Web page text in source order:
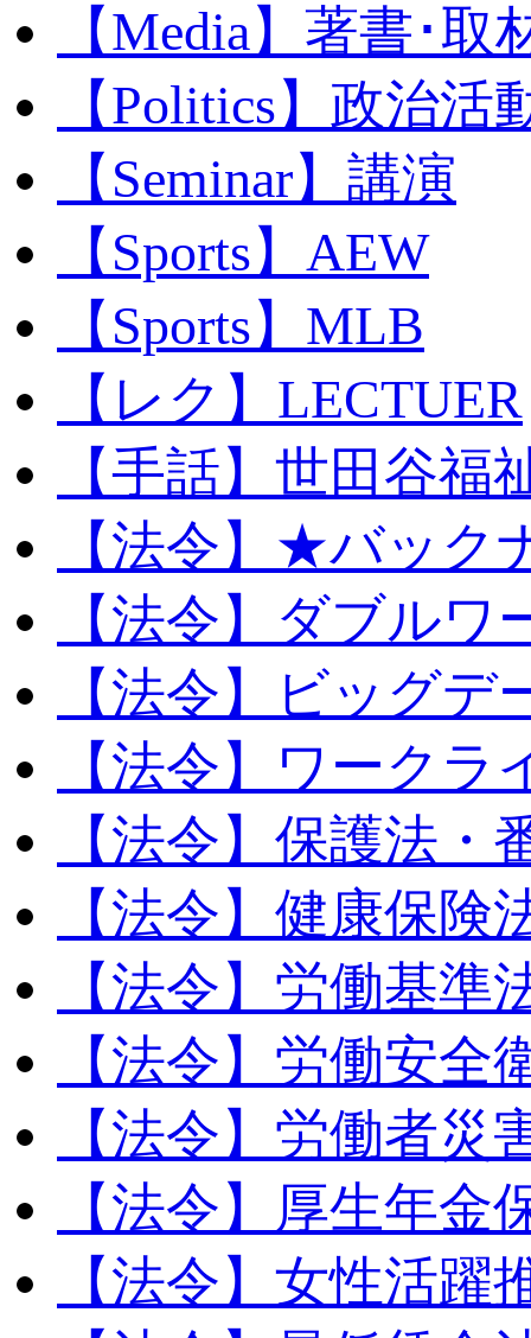
【Media】著書･取
【Politics】政治活
【Seminar】講演
【Sports】AEW
【Sports】MLB
【レク】LECTUER
【手話】世田谷福
【法令】★バック
【法令】ダブルワ
【法令】ビッグデ
【法令】ワークラ
【法令】保護法・
【法令】健康保険
【法令】労働基準
【法令】労働安全
【法令】労働者災
【法令】厚生年金
【法令】女性活躍